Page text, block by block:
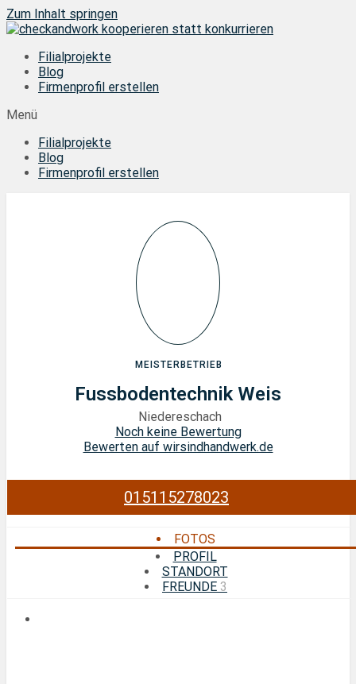
Zum Inhalt springen
Filialprojekte
Blog
Firmenprofil erstellen
Menü
Filialprojekte
Blog
Firmenprofil erstellen
MEISTERBETRIEB
Fussbodentechnik Weis
Niedereschach
Noch keine Bewertung
Bewerten auf wirsindhandwerk.de
015115278023
FOTOS
PROFIL
STANDORT
FREUNDE 3